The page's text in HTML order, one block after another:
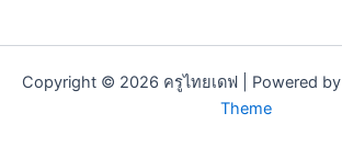
Copyright © 2026 ครูไทยเดฟ | Powered by
Theme